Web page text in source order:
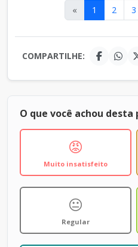
« 1 2 3
COMPARTILHE:
O que você achou desta
😡
Muito insatisfeito
😐
Regular